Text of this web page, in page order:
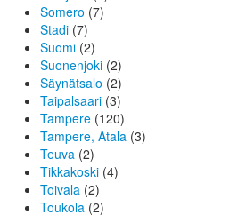
Somero (7)
Stadi (7)
Suomi (2)
Suonenjoki (2)
Säynätsalo (2)
Taipalsaari (3)
Tampere (120)
Tampere, Atala (3)
Teuva (2)
Tikkakoski (4)
Toivala (2)
Toukola (2)